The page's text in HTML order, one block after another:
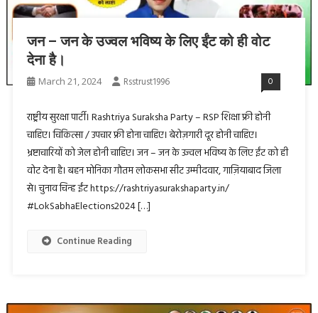
जन – जन के उज्वल भविष्य के लिए ईंट को ही वोट
देना है।
March 21, 2024 Rsstrust1996 0
राष्ट्रीय सुरक्षा पार्टी। Rashtriya Suraksha Party – RSP शिक्षा फ्री होनी
चाहिए। चिकित्सा / उपचार फ्री होना चाहिए। बेरोज़गारी दूर होनी चाहिए।
भ्रष्टाचारियों को जेल होनी चाहिए। जन – जन के उज्वल भविष्य के लिए ईंट को ही
वोट देना है। बहन मोनिका गौतम लोकसभा सीट उम्मीदवार, गाज़ियाबाद जिला
से। चुनाव चिन्ह ईंट https://rashtriyasurakshaparty.in/
#LokSabhaElections2024 […]
Continue Reading